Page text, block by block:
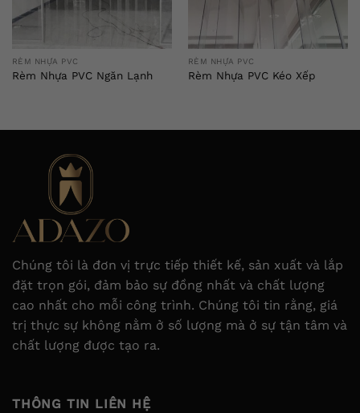
RÈM NHỰA PVC
Rèm Nhựa PVC Ngăn Lạnh
RÈM NHỰA PVC
Rèm Nhựa PVC Kéo Xếp
Chúng tôi là đơn vị trực tiếp thiết kế, sản xuất và lắp
đặt trọn gói, đảm bảo sự đồng nhất và chất lượng
cao nhất cho mỗi công trình. Chúng tôi tin rằng, giá
trị thực sự không nằm ở số lượng mà ở sự tận tâm và
chất lượng được tạo ra.
THÔNG TIN LIÊN HỆ